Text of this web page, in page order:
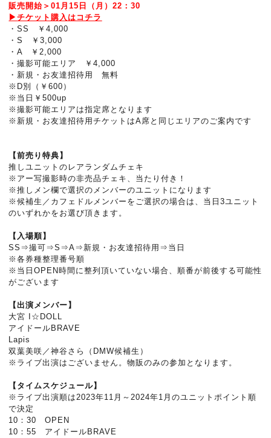
販売開始＞01月15日（月）22：30
▶チケット購入はコチラ
・SS ￥4,000
・S ￥3,000
・A ￥2,000
・撮影可能エリア ￥4,000
・新規・お友達招待用 無料
※D別（￥600）
※当日￥500up
※撮影可能エリアは指定席となります
※新規・お友達招待用チケットはA席と同じエリアのご案内です
【前売り特典】
推しユニットのレアランダムチェキ
※アー写撮影時の非売品チェキ、当たり付き！
※推しメン欄で選択のメンバーのユニットになります
※候補生／カフェドルメンバーをご選択の場合は、当日3ユニット
のいずれかをお選び頂きます。
【入場順】
SS⇒撮可⇒S⇒A⇒新規・お友達招待用⇒当日
※各券種整理番号順
※当日OPEN時間に整列頂いていない場合、順番が前後する可能性
がございます
【出演メンバー】
大宮 I☆DOLL
アイドールBRAVE
Lapis
双葉美咲／神谷さら（DMW候補生）
※ライブ出演はございません。物販のみの参加となります。
【タイムスケジュール】
※ライブ出演順は2023年11月～2024年1月のユニットポイント順
で決定
10：30 OPEN
10：55 アイドールBRAVE